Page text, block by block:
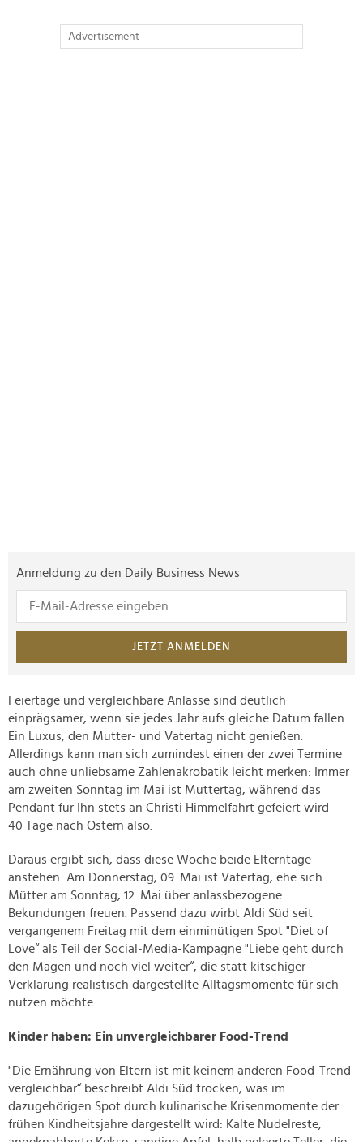
Advertisement
Anmeldung zu den Daily Business News
JETZT ANMELDEN
Feiertage und vergleichbare Anlässe sind deutlich
einprägsamer, wenn sie jedes Jahr aufs gleiche Datum fallen.
Ein Luxus, den Mutter- und Vatertag nicht genießen.
Allerdings kann man sich zumindest einen der zwei Termine
auch ohne unliebsame Zahlenakrobatik leicht merken: Immer
am zweiten Sonntag im Mai ist Muttertag, während das
Pendant für Ihn stets an Christi Himmelfahrt gefeiert wird –
40 Tage nach Ostern also.
Daraus ergibt sich, dass diese Woche beide Elterntage
anstehen: Am Donnerstag, 09. Mai ist Vatertag, ehe sich
Mütter am Sonntag, 12. Mai über anlassbezogene
Bekundungen freuen. Passend dazu wirbt Aldi Süd seit
vergangenem Freitag mit dem einminütigen Spot "Diet of
Love“ als Teil der Social-Media-Kampagne "Liebe geht durch
den Magen und noch viel weiter“, die statt kitschiger
Verklärung realistisch dargestellte Alltagsmomente für sich
nutzen möchte.
Kinder haben: Ein unvergleichbarer Food-Trend
"Die Ernährung von Eltern ist mit keinem anderen Food-Trend
vergleichbar“ beschreibt Aldi Süd trocken, was im
dazugehörigen Spot durch kulinarische Krisenmomente der
frühen Kindheitsjahre dargestellt wird: Kalte Nudelreste,